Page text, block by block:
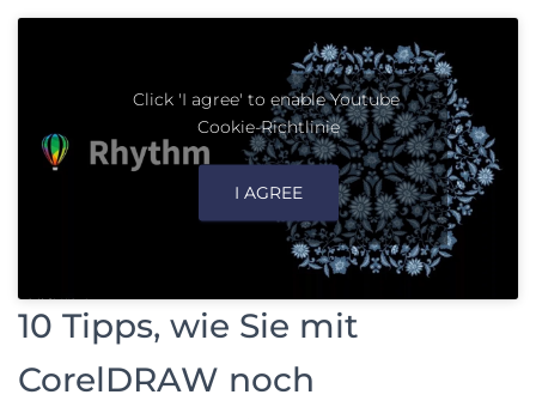
Click 'I agree' to enable Youtube
Cookie-Richtlinie
I AGREE
10 Tipps, wie Sie mit
CorelDRAW noch